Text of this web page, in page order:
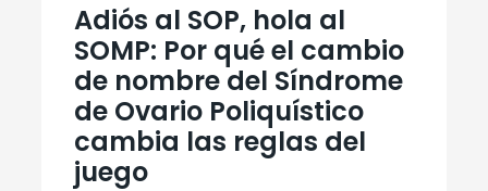
Adiós al SOP, hola al
SOMP: Por qué el cambio
de nombre del Síndrome
de Ovario Poliquístico
cambia las reglas del
juego